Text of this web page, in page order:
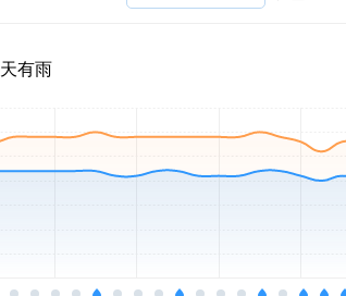
天有雨